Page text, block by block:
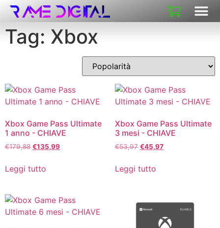
Tag: Xbox
Xbox Game Pass Ultimate
1 anno - CHIAVE
€179,88 €135,99
Leggi tutto
Xbox Game Pass Ultimate
3 mesi - CHIAVE
€53,97 €45,97
Leggi tutto